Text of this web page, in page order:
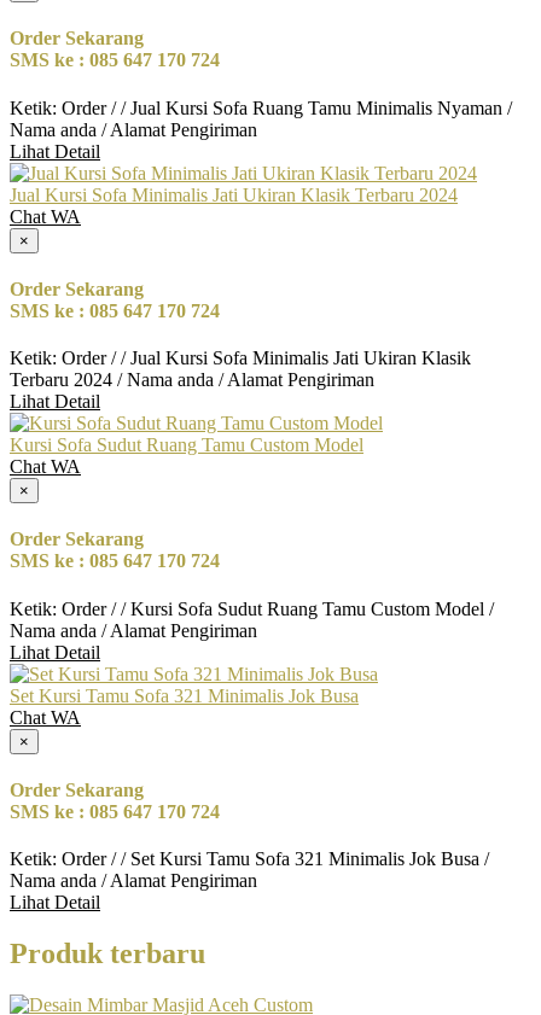
Order Sekarang
SMS ke : 085 647 170 724
Ketik: Order / / Jual Kursi Sofa Ruang Tamu Minimalis Nyaman /
Nama anda / Alamat Pengiriman
Lihat Detail
Jual Kursi Sofa Minimalis Jati Ukiran Klasik Terbaru 2024
Chat WA
×
Order Sekarang
SMS ke : 085 647 170 724
Ketik: Order / / Jual Kursi Sofa Minimalis Jati Ukiran Klasik
Terbaru 2024 / Nama anda / Alamat Pengiriman
Lihat Detail
Kursi Sofa Sudut Ruang Tamu Custom Model
Chat WA
×
Order Sekarang
SMS ke : 085 647 170 724
Ketik: Order / / Kursi Sofa Sudut Ruang Tamu Custom Model /
Nama anda / Alamat Pengiriman
Lihat Detail
Set Kursi Tamu Sofa 321 Minimalis Jok Busa
Chat WA
×
Order Sekarang
SMS ke : 085 647 170 724
Ketik: Order / / Set Kursi Tamu Sofa 321 Minimalis Jok Busa /
Nama anda / Alamat Pengiriman
Lihat Detail
Produk terbaru